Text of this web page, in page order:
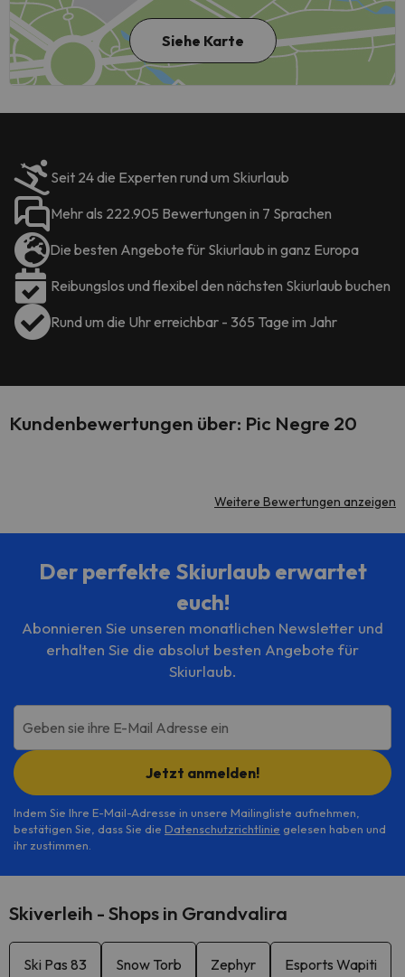
Siehe Karte
Seit 24 die Experten rund um Skiurlaub
Mehr als 222.905 Bewertungen in 7 Sprachen
Die besten Angebote für Skiurlaub in ganz Europa
Reibungslos und flexibel den nächsten Skiurlaub buchen
Rund um die Uhr erreichbar - 365 Tage im Jahr
Kundenbewertungen über: Pic Negre 20
Weitere Bewertungen anzeigen
Der perfekte Skiurlaub erwartet
euch!
Abonnieren Sie unseren monatlichen Newsletter und
erhalten Sie die absolut besten Angebote für
Skiurlaub.
Geben sie ihre E-Mail Adresse ein
Jetzt anmelden!
Indem Sie Ihre E-Mail-Adresse in unsere Mailingliste aufnehmen,
bestätigen Sie, dass Sie die Datenschutzrichtlinie gelesen haben und
ihr zustimmen.
Skiverleih - Shops in Grandvalira
Ski Pas 83 Snow Torb Zephyr Esports Wapiti